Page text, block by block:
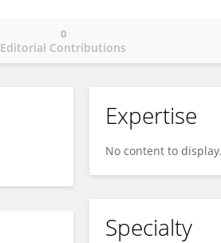
Editorial Contributions
0
Expertise
No content to display.
Specialty